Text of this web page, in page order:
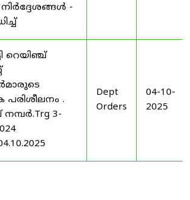
-
റെയിഞ്ച്
പരിശീലനം .
3-
Dept
Orders
04-10-
2025